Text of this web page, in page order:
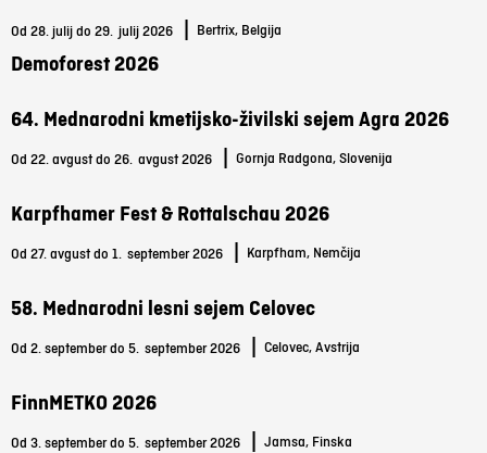
Od 28. julij do 29. julij 2026 Bertrix, Belgija
Demoforest 2026
64. Mednarodni kmetijsko-živilski sejem Agra 2026
Od 22. avgust do 26. avgust 2026 Gornja Radgona, Slovenija
Karpfhamer Fest & Rottalschau 2026
Od 27. avgust do 1. september 2026 Karpfham, Nemčija
58. Mednarodni lesni sejem Celovec
Od 2. september do 5. september 2026 Celovec, Avstrija
FinnMETKO 2026
Od 3. september do 5. september 2026 Jamsa, Finska